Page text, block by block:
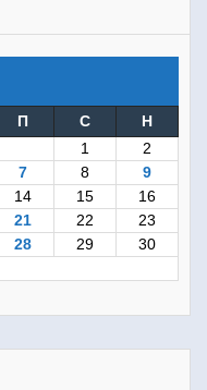
П С
Н
1
2
7 8
9
14 15
16
21 22
23
28 29
30